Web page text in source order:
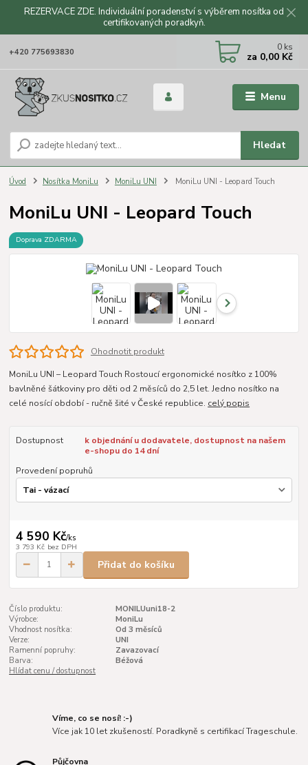
REZERVACE ZDE. Individuální poradenství s výběrem nosítka od
certifikovaných poradkyň.
Menu
Hledat
+420 775693830 0 ks
za 0,00 Kč
Úvod Nosítka MoniLu MoniLu UNI MoniLu UNI - Leopard Touch
MoniLu UNI - Leopard Touch
Doprava ZDARMA
Ohodnotit produkt
MoniLu UNI – Leopard Touch Rostoucí ergonomické nosítko z 100%
bavlněné šátkoviny pro děti od 2 měsíců do 2,5 let. Jedno nosítko na
celé nosící období - ručně šité v České republice. celý popis
Dostupnost
k objednání u dodavatele, dostupnost na našem
e-shopu do 14 dní
Provedení popruhů
4 590 Kč/ks
3 793 Kč bez DPH
Přidat do košíku
Číslo produktu:
MONILUuni18-2
Výrobce:
MoniLu
Vhodnost nosítka:
Od 3 měsíců
Verze:
UNI
Ramenní popruhy:
Zavazovací
Barva:
Béžová
Hlídat cenu / dostupnost
Víme, co se nosí! :-)
Více jak 10 let zkušeností. Poradkyně s certifikací Trageschule.
Půjčovna